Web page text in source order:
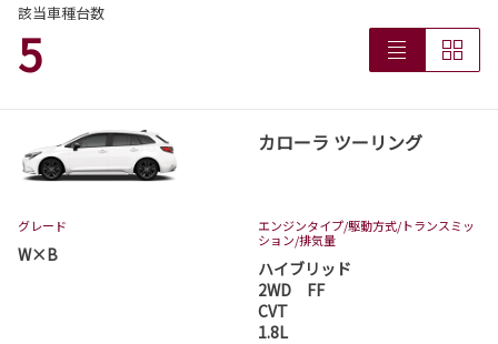
該当車種台数
5
カローラ ツーリング
グレード
W×B
エンジンタイプ/駆動方式/トランスミッ
ション/排気量
ハイブリッド
2WD FF
CVT
1.8L